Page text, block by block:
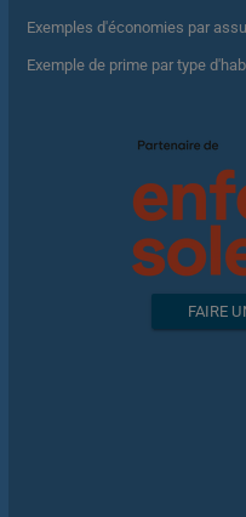
Exemples d'économies par
Exemple de prime par type
FAIRE